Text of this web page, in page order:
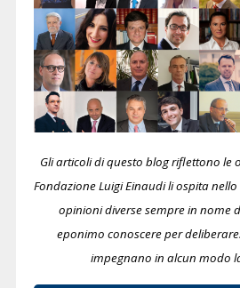
Gli articoli di questo blog riflettono le
Fondazione Luigi Einaudi li ospita
opinioni diverse sempre in nome
eponimo conoscere per deliberare.
impegnano in alcun modo